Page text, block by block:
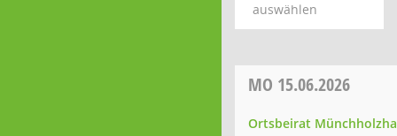
auswählen
MO 15.06.2026
Ortsbeirat